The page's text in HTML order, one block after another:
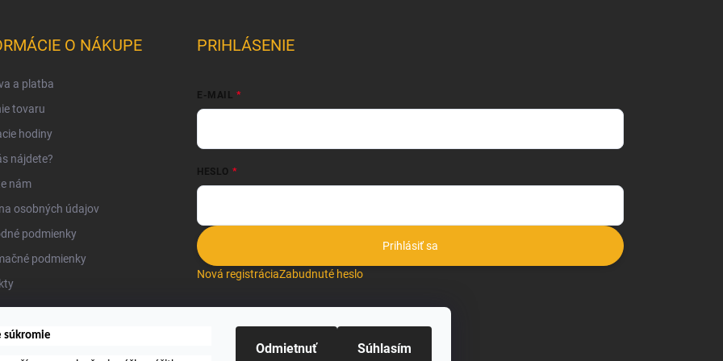
súkromie
Odmietnuť Súhlasím
O NÁKUPE
a platba
tovaru
hodiny
nájdete?
nám
osobných údajov
podmienky
podmienky
PRIHLÁSENIE
E-MAIL
HESLO
Prihlásiť sa
Nová registráciaZabudnuté heslo